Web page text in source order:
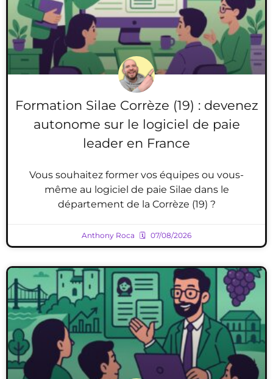
Formation Silae Corrèze (19) : devenez
autonome sur le logiciel de paie
leader en France
Vous souhaitez former vos équipes ou vous-
même au logiciel de paie Silae dans le
département de la Corrèze (19) ?
Anthony Roca 07/08/2026